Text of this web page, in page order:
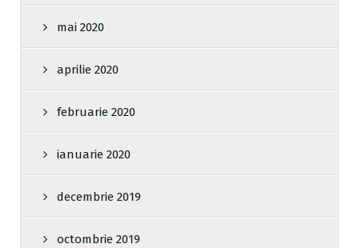
mai 2020
aprilie 2020
februarie 2020
ianuarie 2020
decembrie 2019
octombrie 2019